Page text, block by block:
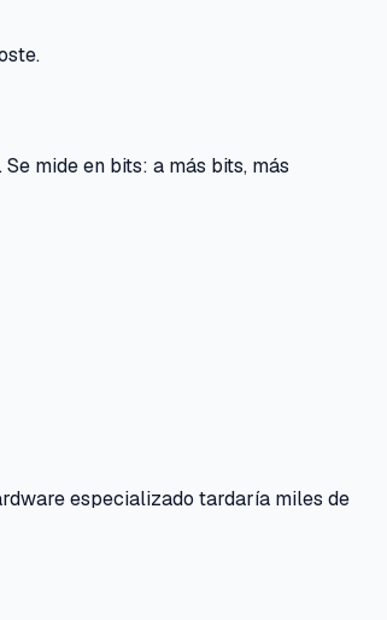
mide en bits: a más bits, más
especializado tardaría miles de